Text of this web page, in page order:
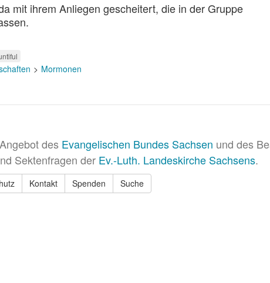
mit ihrem Anliegen gescheitert, die in der Gruppe
Mormonen
des Evangelischen Bundes Sachsen und des
Sektenfragen der Ev.-Luth. Landeskirche Sachsens.
Kontakt Spenden Suche